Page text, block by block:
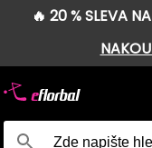
🔥 20 % SLEVA